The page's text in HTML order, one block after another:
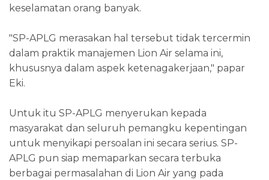
keselamatan orang banyak.
"SP-APLG merasakan hal tersebut tidak tercermin
dalam praktik manajemen Lion Air selama ini,
khususnya dalam aspek ketenagakerjaan," papar
Eki.
Untuk itu SP-APLG menyerukan kepada
masyarakat dan seluruh pemangku kepentingan
untuk menyikapi persoalan ini secara serius. SP-
APLG pun siap memaparkan secara terbuka
berbagai permasalahan di Lion Air yang pada